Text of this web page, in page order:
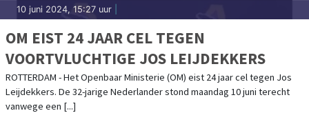
10 juni 2024, 15:27 uur
OM EIST 24 JAAR CEL TEGEN
VOORTVLUCHTIGE JOS LEIJDEKKERS
ROTTERDAM - Het Openbaar Ministerie (OM) eist 24 jaar cel tegen Jos
Leijdekkers. De 32-jarige Nederlander stond maandag 10 juni terecht
vanwege een [...]